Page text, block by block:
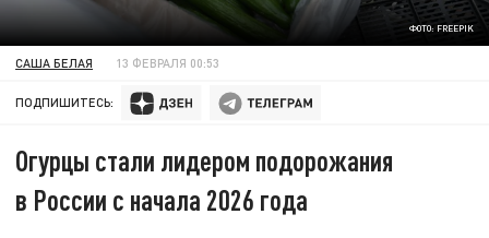
ФОТО: FREEPIK
САША БЕЛАЯ 13 ФЕВРАЛЯ 00:53
ПОДПИШИТЕСЬ:
Огурцы стали лидером подорожания
в России с начала 2026 года